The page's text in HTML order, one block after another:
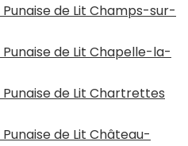
de Lit Champs-sur-
de Lit Chapelle-la-
de Lit Chartrettes
de Lit Château-